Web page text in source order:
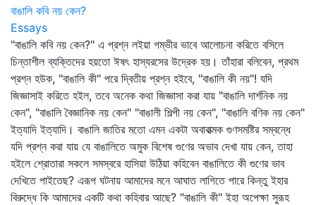
বাঙালি কবি নয় কেন?
Essays
"বাঙালি কবি নয় কেন?" এ প্রশ্ন লইয়া গম্ভীর ভাবে আলোচনা করিতে বসিলে
চিন্তাশীল ব্যক্তিদের হয়তো ঈষৎ হাস্যরসের উদ্রেক হয়। তাঁহারা বলিবেন, প্রথম
প্রশ্ন হউক, "বাঙালি কী" পরে দ্বিতীয় প্রশ্ন হইবে, "বাঙালি কী নয়"! যদি
জিজ্ঞাসাই করিতে হইল, তবে অনেক কথা জিজ্ঞাসা করা যায় "বাঙালি দার্শনিক নয়
কেন", "বাঙালি বৈজ্ঞানিক নয় কেন" "বাঙালী শিল্পী নয় কেন", "বাঙালি বণিক নয় কেন"
ইত্যাদি ইত্যাদি। বাঙালি জাতির মতো এমন একটা অবাবাত্মক গুণসমষ্টির সম্বন্ধে
যদি প্রশ্ন করা যায় যে বাঙালিতে অমুক বিশেষ গুণের অভাব দেখা যায় কেন, তাহা
হইলে শ্রোতারা সকলে সমস্বরে হাসিয়া উঠিয়া কহিবেন বাঙালিতে কী গুণের ভাব
দেখিতে পাইতেছ? এরূপ ঘটনায় আমাদের মনে আঘাত লাগিতে পারে কিন্তু ইহার
বিরুদ্ধে কি আমাদের একটি কথা কহিবার আছে? "বাঙালি কী" ইহা অপেক্ষা সুরূহ